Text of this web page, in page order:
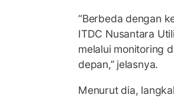
“Berbeda dengan
ITDC Nusantara
melalui monitoring
depan,’’ jelasnya.
Menurut dia,